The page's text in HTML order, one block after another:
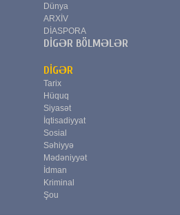
Dünya
ARXİV
DİASPORA
DİGƏR BÖLMƏLƏR
DİGƏR
Tarix
Hüquq
Siyasət
İqtisadiyyat
Sosial
Səhiyyə
Mədəniyyət
İdman
Kriminal
Şou